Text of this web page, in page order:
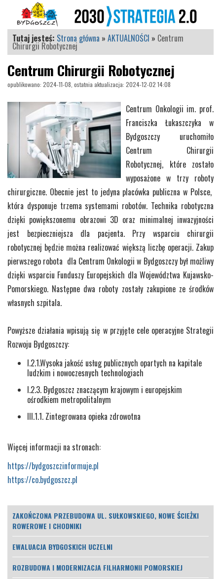
Tutaj jesteś: Strona główna » AKTUALNOŚCI » Centrum
Chirurgii Robotycznej
Centrum Chirurgii Robotycznej
opublikowano: 2024-11-08, ostatnia aktualizacja: 2024-12-02 14:08
Centrum Onkologii im. prof.
Franciszka Łukaszczyka w
Bydgoszczy uruchomiło
Centrum Chirurgii
Robotycznej, które zostało
wyposażone w trzy roboty
chirurgiczne. Obecnie jest to jedyna placówka publiczna w Polsce,
która dysponuje trzema systemami robotów. Technika robotyczna
dzięki powiększonemu obrazowi 3D oraz minimalnej inwazyjności
jest bezpieczniejsza dla pacjenta. Przy wsparciu chirurgii
robotycznej będzie można realizować większą liczbę operacji. Zakup
pierwszego robota dla Centrum Onkologii w Bydgoszczy był możliwy
dzięki wsparciu Funduszy Europejskich dla Województwa Kujawsko-
Pomorskiego. Następne dwa roboty zostały zakupione ze środków
własnych szpitala.
Powyższe działania wpisują się w przyjęte cele operacyjne Strategii
Rozwoju Bydgoszczy:
I.2.1.Wysoka jakość usług publicznych opartych na kapitale
ludzkim i nowoczesnych technologiach
I.2.3. Bydgoszcz znaczącym krajowym i europejskim
ośrodkiem metropolitalnym
III.1.1. Zintegrowana opieka zdrowotna
Więcej informacji na stronach:
https://bydgoszczinformuje.pl
https://co.bydgoszcz.pl
ZAKOŃCZONA PRZEBUDOWA UL. SUŁKOWSKIEGO, NOWE ŚCIEŻKI
ROWEROWE I CHODNIKI
EWALUACJA BYDGOSKICH UCZELNI
ROZBUDOWA I MODERNIZACJA FILHARMONII POMORSKIEJ